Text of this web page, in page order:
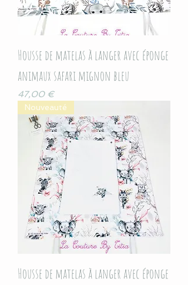
Housse de matelas à langer avec éponge
animaux safari mignon bleu
Prix
47,00 €
Nouveauté
Housse de matelas à langer avec éponge